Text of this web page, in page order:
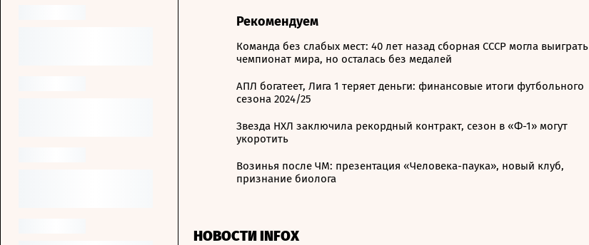
Рекомендуем
Команда без слабых мест: 40 лет назад сборная СССР могла выиграть
чемпионат мира, но осталась без медалей
АПЛ богатеет, Лига 1 теряет деньги: финансовые итоги футбольного
сезона 2024/25
Звезда НХЛ заключила рекордный контракт, сезон в «Ф-1» могут
укоротить
Возинья после ЧМ: презентация «Человека-паука», новый клуб,
признание биолога
НОВОСТИ INFOX